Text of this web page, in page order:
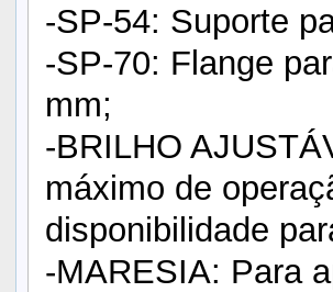
-SP-54: Suporte
-SP-70: Flange
mm;
-BRILHO
máximo de
disponibilidade
-MARESIA: Para